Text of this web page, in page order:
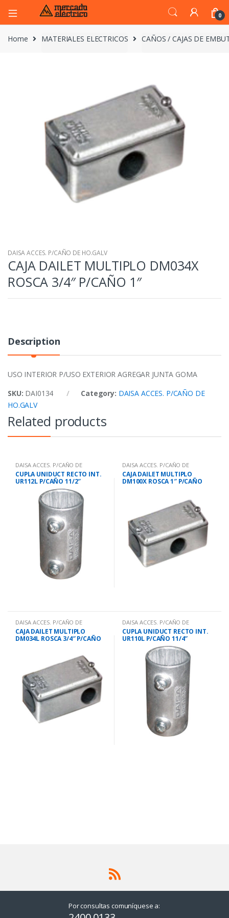
0
Home MATERIALES ELECTRICOS CAÑOS / CAJAS DE
DAISA ACCES. P/CAÑO DE HO.GALV
CAJA DAILET MULTIPLO DM034X
ROSCA 3/4″ P/CAÑO 1″
Description
USO INTERIOR P/USO EXTERIOR AGREGAR JUNTA GOMA
SKU: DAI0134 Category: DAISA ACCES. P/CAÑO DE
HO.GALV
Related products
DAISA ACCES. P/CAÑO DE
HO.GALV
CUPLA UNIDUCT RECTO INT.
UR112L P/CAÑO 11/2″
DAISA ACCES. P/CAÑO DE
HO.GALV
CAJA DAILET MULTIPLO
DM100X ROSCA 1″ P/CAÑO
DAISA ACCES. P/CAÑO DE
HO.GALV
CAJA DAILET MULTIPLO
DM034L ROSCA 3/4″ P/CAÑO
DAISA ACCES. P/CAÑO DE
HO.GALV
CUPLA UNIDUCT RECTO INT.
UR110L P/CAÑO 11/4″
Por consultas comuníquese a: